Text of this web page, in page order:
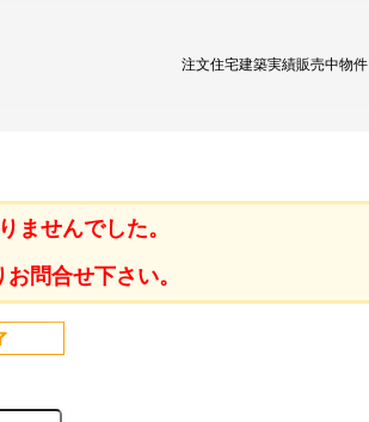
注文住宅建築実績販売中物件
ませんでした。
問合せ下さい。